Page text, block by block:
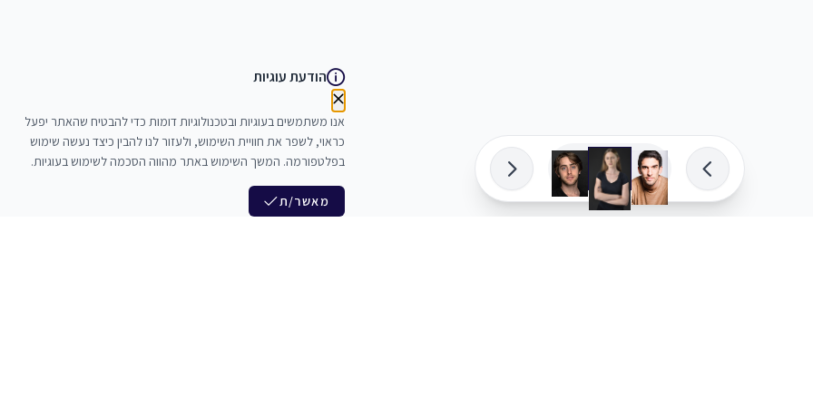
הודעת עוגיות
אנו משתמשים בעוגיות ובטכנולוגיות דומות כדי להבטיח שהאתר יפעל
כראוי, לשפר את חוויית השימוש, ולעזור לנו להבין כיצד נעשה שימוש
בפלטפורמה. המשך השימוש באתר מהווה הסכמה לשימוש בעוגיות.
מאשר/ת